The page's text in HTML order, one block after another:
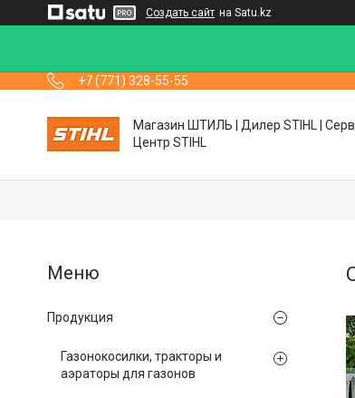
Создать сайт на Satu.kz
+7 (771) 328-55-55
Магазин ШТИЛЬ | Дилер STIHL |
Центр STIHL
Продукция
Газонокосилки, тракторы и
аэраторы для газонов